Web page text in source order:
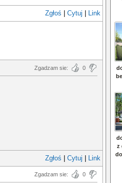
Zgłoś Cytuj Link
Zgadzam sie: 0
Zgłoś Cytuj Link
Zgadzam sie: 0